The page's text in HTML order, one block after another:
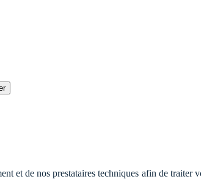
et de nos prestataires techniques afin de